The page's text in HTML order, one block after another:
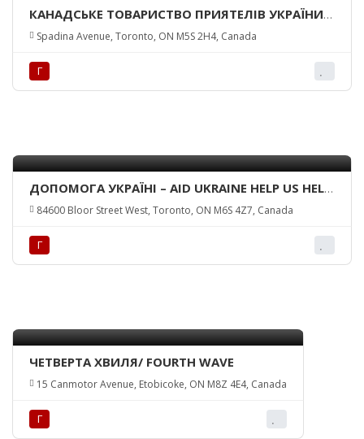
КАНАДСЬКЕ ТОВАРИСТВО ПРИЯТЕЛІВ УКРАЇНИ –
ВІДДІЛ ТОРОНТО/CANADIAN FRIENDS OF
UKRAINE – TORONTO BRANCH
Spadina Avenue, Toronto, ON M5S 2H4, Canada
Г
ДОПОМОГА УКРАЇНІ – AID UKRAINE HELP US HELP
THE CHILDREN
84600 Bloor Street West, Toronto, ON M6S 4Z7, Canada
Г
ЧЕТВЕРТА ХВИЛЯ/ FOURTH WAVE
15 Canmotor Avenue, Etobicoke, ON M8Z 4E4, Canada
Г